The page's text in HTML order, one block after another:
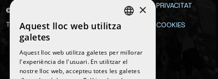
©
Tots els drets reservats
POLÍTICA DE PRIVACITAT
POLÍTICA DE COOKIES
CATALAN
×
Aquest lloc web utilitza
galetes
Aquest lloc web utilitza galetes per millorar
l'experiència de l'usuari. En utilitzar el
nostre lloc web, accepteu totes les galetes